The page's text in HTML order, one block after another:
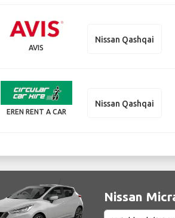
AVIS
Nissan Qashqai
EREN RENT A CAR
Nissan Qashqai
Nissan